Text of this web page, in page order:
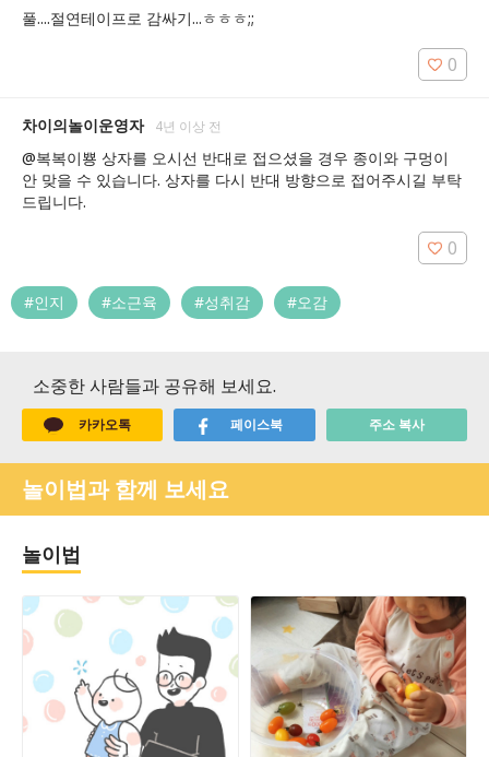
풀....절연테이프로 감싸기...ㅎㅎㅎ;;
0
차이의놀이운영자 4년 이상 전
@복복이뿅 상자를 오시선 반대로 접으셨을 경우 종이와 구멍이
안 맞을 수 있습니다. 상자를 다시 반대 방향으로 접어주시길 부탁
드립니다.
0
#인지 #소근육 #성취감 #오감
소중한 사람들과 공유해 보세요.
카카오톡 페이스북 주소 복사
놀이법과 함께 보세요
놀이법